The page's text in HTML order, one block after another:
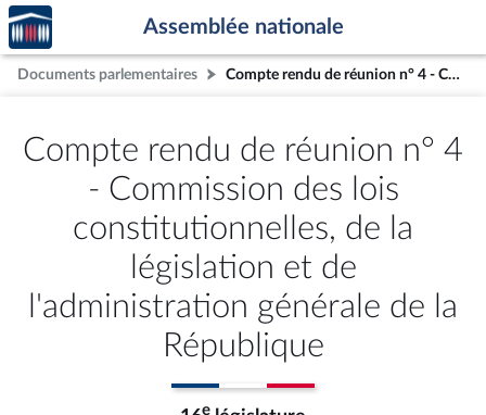
Aller au contenu
Aller en bas de la page
Accèder
à la
page
d'accueil
Assemblée nationale
Documents parlementaires Compte rendu de réunion n° 4 - Commission des lois constitutionnelles, de la législation et de l'administration générale de la République
Compte rendu de réunion n° 4
- Commission des lois
constitutionnelles, de la
législation et de
l'administration générale de la
République
e